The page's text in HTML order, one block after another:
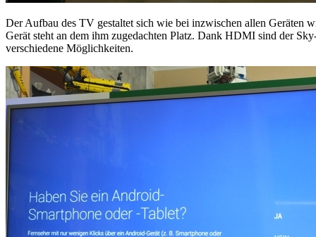
Der Aufbau des TV gestaltet sich wie bei inzwischen allen Geräten
Gerät steht an dem ihm zugedachten Platz. Dank HDMI sind der
verschiedene Möglichkeiten.